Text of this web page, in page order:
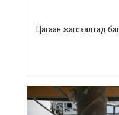
Цагаан жагсаалтад